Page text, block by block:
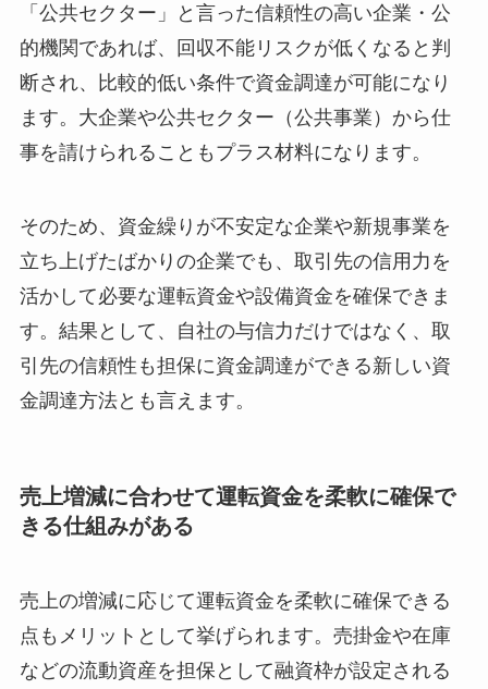
「公共セクター」と言った信頼性の高い企業・公
的機関であれば、回収不能リスクが低くなると判
断され、比較的低い条件で資金調達が可能になり
ます。大企業や公共セクター（公共事業）から仕
事を請けられることもプラス材料になります。
そのため、資金繰りが不安定な企業や新規事業を
立ち上げたばかりの企業でも、取引先の信用力を
活かして必要な運転資金や設備資金を確保できま
す。結果として、自社の与信力だけではなく、取
引先の信頼性も担保に資金調達ができる新しい資
金調達方法とも言えます。
売上増減に合わせて運転資金を柔軟に確保で
きる仕組みがある
売上の増減に応じて運転資金を柔軟に確保できる
点もメリットとして挙げられます。売掛金や在庫
などの流動資産を担保として融資枠が設定される